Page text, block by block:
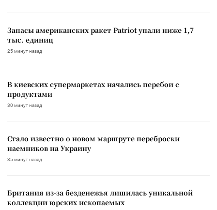
Запасы американских ракет Patriot упали ниже 1,7
тыс. единиц
25 минут назад
В киевских супермаркетах начались перебои с
продуктами
30 минут назад
Стало известно о новом маршруте переброски
наемников на Украину
35 минут назад
Британия из-за безденежья лишилась уникальной
коллекции юрских ископаемых